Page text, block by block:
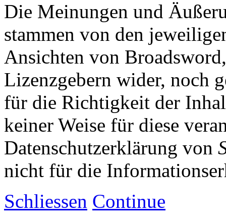
Die Meinungen und
stammen von den
Ansichten von
Lizenzgebern wider, noch
für die Richtigkeit der
keiner Weise für diese
Datenschutzerklärung von
nicht für die
Schliessen Continue